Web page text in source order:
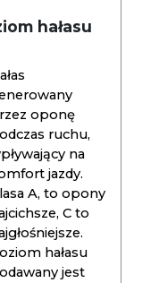
hałasu
oponę
ruchu,
na
jazdy.
A, to opony
C to
hałasu
jest